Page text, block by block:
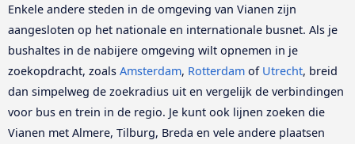
Enkele andere steden in de omgeving van Vianen zijn
aangesloten op het nationale en internationale busnet. Als je
bushaltes in de nabijere omgeving wilt opnemen in je
zoekopdracht, zoals Amsterdam, Rotterdam of Utrecht, breid
dan simpelweg de zoekradius uit en vergelijk de verbindingen
voor bus en trein in de regio. Je kunt ook lijnen zoeken die
Vianen met Almere, Tilburg, Breda en vele andere plaatsen